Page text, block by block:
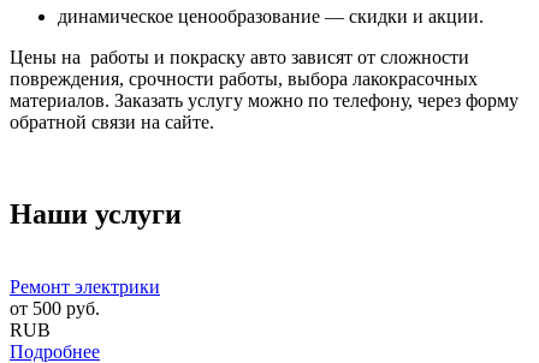
динамическое ценообразование — скидки и акции.
Цены на работы и покраску авто зависят от сложности
повреждения, срочности работы, выбора лакокрасочных
материалов. Заказать услугу можно по телефону, через форму
обратной связи на сайте.
Наши услуги
Ремонт электрики
от 500 руб.
RUB
Подробнее